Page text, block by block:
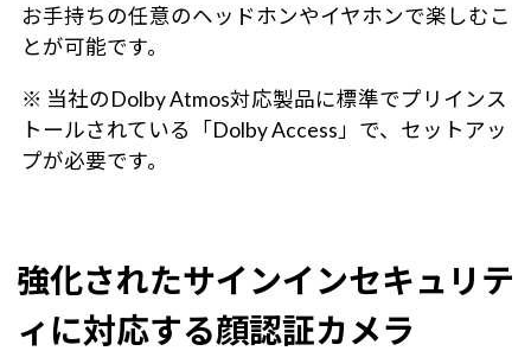
お手持ちの任意のヘッドホンやイヤホンで楽しむこ
とが可能です。
※ 当社のDolby Atmos対応製品に標準でプリインス
トールされている「Dolby Access」で、セットアッ
プが必要です。
強化されたサインインセキュリテ
ィに対応する顔認証カメラ